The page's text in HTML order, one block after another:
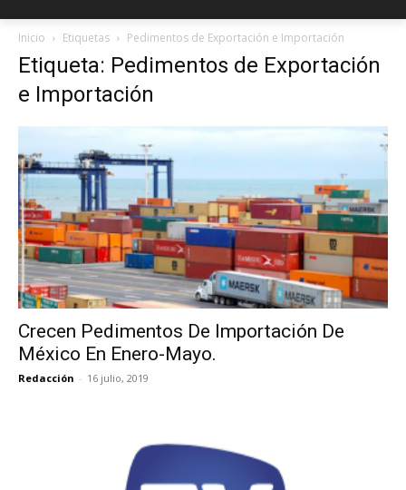
Inicio Etiquetas Pedimentos de Exportación e Importación
Etiqueta: Pedimentos de Exportación
e Importación
Crecen Pedimentos De Importación De
México En Enero-Mayo.
Redacción - 16 julio, 2019